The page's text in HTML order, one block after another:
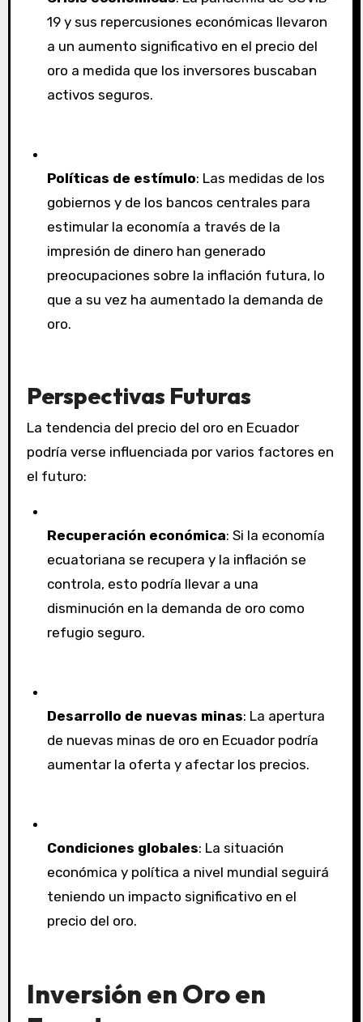
19 y sus repercusiones económicas llevaron
a un aumento significativo en el precio del
oro a medida que los inversores buscaban
activos seguros.
Políticas de estímulo: Las medidas de los
gobiernos y de los bancos centrales para
estimular la economía a través de la
impresión de dinero han generado
preocupaciones sobre la inflación futura, lo
que a su vez ha aumentado la demanda de
oro.
Perspectivas Futuras
La tendencia del precio del oro en Ecuador
podría verse influenciada por varios factores en
el futuro:
Recuperación económica: Si la economía
ecuatoriana se recupera y la inflación se
controla, esto podría llevar a una
disminución en la demanda de oro como
refugio seguro.
Desarrollo de nuevas minas: La apertura
de nuevas minas de oro en Ecuador podría
aumentar la oferta y afectar los precios.
Condiciones globales: La situación
económica y política a nivel mundial seguirá
teniendo un impacto significativo en el
precio del oro.
Inversión en Oro en